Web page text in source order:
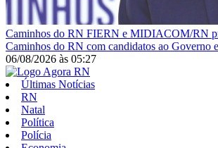
Caminhos do RN FIERN e MIDIACOM/RN
Caminhos do RN com candidatos ao Governo
06/08/2026 às 05:27
Últimas Notícias
RN
Natal
Política
Polícia